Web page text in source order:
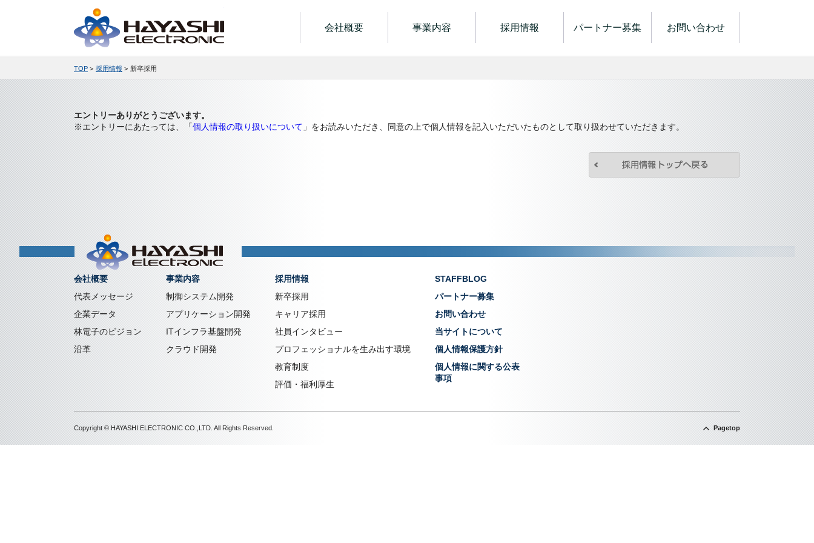
会社概要 事業内容 採用情報 パートナー募集 お問い合わせ
TOP > 採用情報 > 新卒採用
エントリーありがとうございます。
※エントリーにあたっては、「個人情報の取り扱いについて 」をお読みいただき、同意の上で個人情報を記入いただいたものとして取り扱わせていただきます。
会社概要
代表メッセージ
企業データ
林電子のビジョン
沿革
事業内容
制御システム開発
アプリケーション開発
ITインフラ基盤開発
クラウド開発
採用情報
新卒採用
キャリア採用
社員インタビュー
プロフェッショナルを生み出す環境
教育制度
評価・福利厚生
STAFFBLOG
パートナー募集
お問い合わせ
当サイトについて
個人情報保護方針
個人情報に関する公表
事項
Copyright © HAYASHI ELECTRONIC CO.,LTD. All Rights Reserved. Pagetop